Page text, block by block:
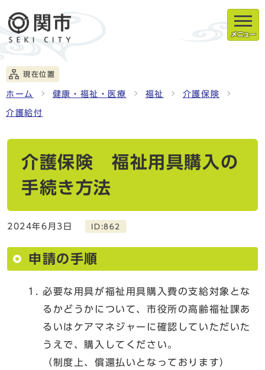
メニュー
現在位置
ホーム 健康・福祉・医療 福祉 介護保険
介護給付
介護保険 福祉用具購入の
手続き方法
2024年6月3日 ID:862
申請の手順
必要な用具が福祉用具購入費の支給対象とな
るかどうかについて、市役所の高齢福祉課あ
るいはケアマネジャーに確認していただいた
うえで、購入してください。
（制度上、償還払いとなっております）